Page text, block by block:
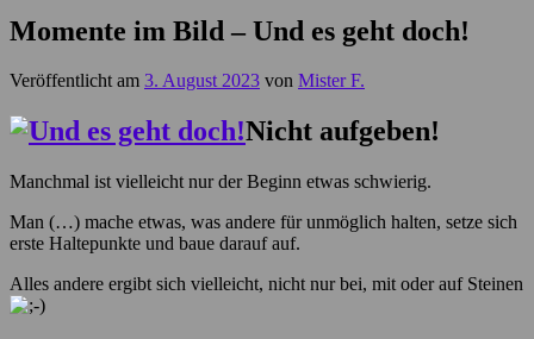
Momente im Bild – Und es geht doch!
Veröffentlicht am 3. August 2023 von Mister F.
Nicht aufgeben!
Manchmal ist vielleicht nur der Beginn etwas schwierig.
Man (…) mache etwas, was andere für unmöglich halten, setze sich
erste Haltepunkte und baue darauf auf.
Alles andere ergibt sich vielleicht, nicht nur bei, mit oder auf Steinen